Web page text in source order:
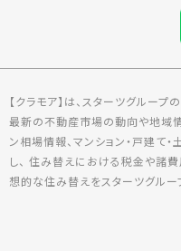
【クラモア】は、スターツグループ
最新の不動産市場の動向や地域
ン相場情報、マンション・戸建て
し、 住み替えにおける税金や諸
想的な住み替えをスターツグルー